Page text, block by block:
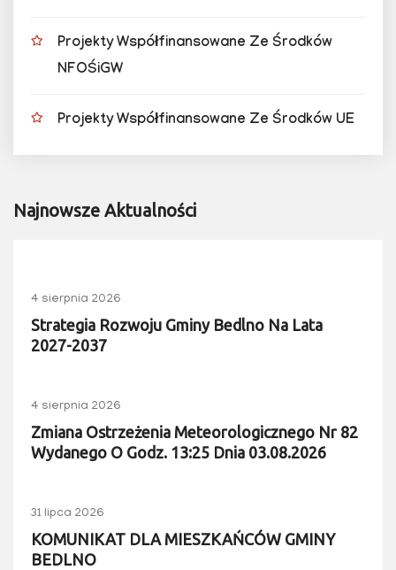
Projekty Współfinansowane Ze Środków
NFOŚiGW
Projekty Współfinansowane Ze Środków UE
Najnowsze Aktualności
4 sierpnia 2026
Strategia Rozwoju Gminy Bedlno Na Lata
2027-2037
4 sierpnia 2026
Zmiana Ostrzeżenia Meteorologicznego Nr 82
Wydanego O Godz. 13:25 Dnia 03.08.2026
31 lipca 2026
KOMUNIKAT DLA MIESZKAŃCÓW GMINY
BEDLNO